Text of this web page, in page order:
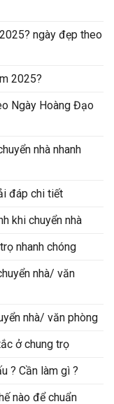
ngày đẹp theo
2025?
Ngày Hoàng Đạo
nhà nhanh
đáp chi tiết
khi chuyển nhà
nhanh chóng
nhà/ văn
nhà/ văn phòng
ở chung trọ
? Cần làm gì ?
nào để chuẩn